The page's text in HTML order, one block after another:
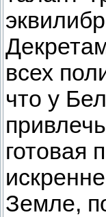
всех
что у
готовая
Земле,